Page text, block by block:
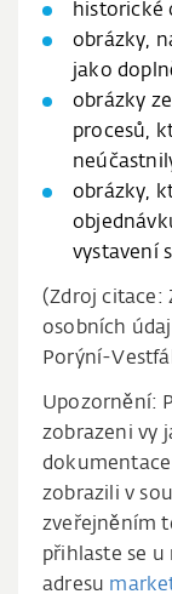
historické
obrázky,
jako
obrázky
procesů,
obrázky,
vystavení
(Zdroj citace:
osobních
Porýní-
Upozornění:
zobrazeni vy
zobrazili v
zveřejněním
přihlaste se
adresu